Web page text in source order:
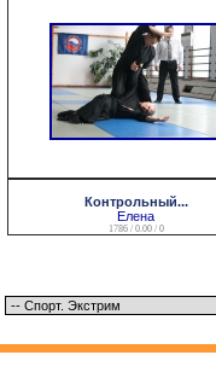
Контрольный...
Елена
1786 / 0.00 / 0